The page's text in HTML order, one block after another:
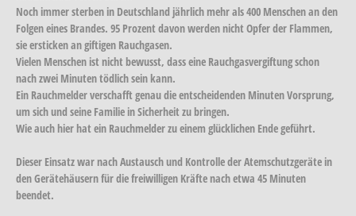
Noch immer sterben in Deutschland jährlich mehr als 400 Menschen an den
Folgen eines Brandes. 95 Prozent davon werden nicht Opfer der Flammen,
sie ersticken an giftigen Rauchgasen.
Vielen Menschen ist nicht bewusst, dass eine Rauchgasvergiftung schon
nach zwei Minuten tödlich sein kann.
Ein Rauchmelder verschafft genau die entscheidenden Minuten Vorsprung,
um sich und seine Familie in Sicherheit zu bringen.
Wie auch hier hat ein Rauchmelder zu einem glücklichen Ende geführt.
Dieser Einsatz war nach Austausch und Kontrolle der Atemschutzgeräte in
den Gerätehäusern für die freiwilligen Kräfte nach etwa 45 Minuten
beendet.